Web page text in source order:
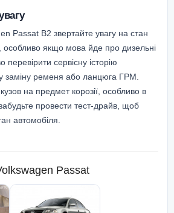
Passat B2 звертайте увагу на стан
особливо якщо мова йде про дизельні
перевірити сервісну історію
заміну ременя або ланцюга ГРМ.
на предмет корозії, особливо в
провести тест-драйв, щоб
автомобіля.
Passat